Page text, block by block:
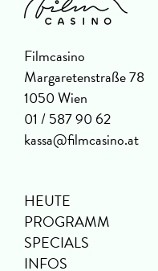
Filmcasino
Margaretenstraße 78
1050 Wien
01 / 587 90 62
kassa@filmcasino.at
HEUTE
PROGRAMM
SPECIALS
INFOS